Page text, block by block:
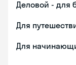
Деловой - для
Для
Для